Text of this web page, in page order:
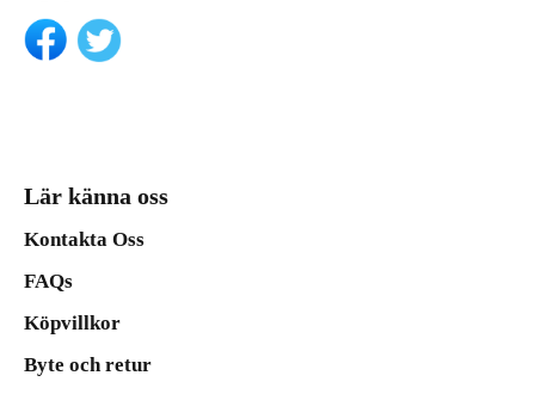
Lär känna oss
Kontakta Oss
FAQs
Köpvillkor
Byte och retur